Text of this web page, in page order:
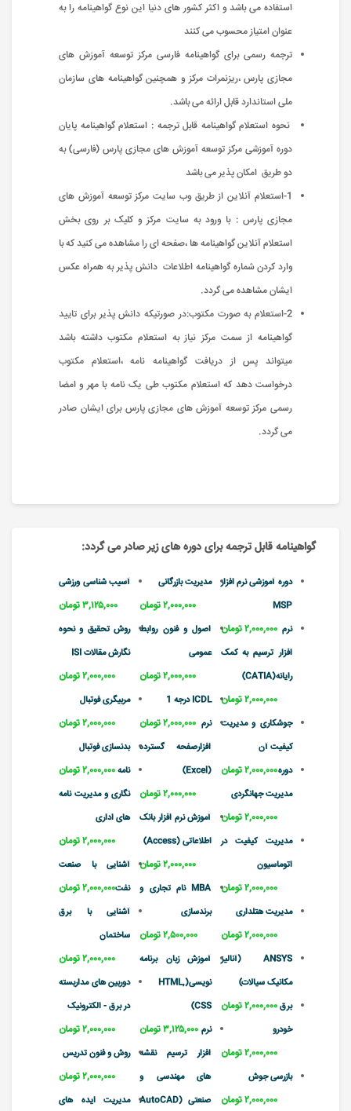
استفاده می باشد و اکثر کشور های دنیا این نوع گواهینامه را به
عنوان امتیاز محسوب می کنند
ترجمه رسمی برای گواهینامه فارسی مرکز توسعه آموزش های
مجازی پارس ،ریزنمرات مرکز و همچنین گواهینامه های سازمان
ملی استاندارد قابل ارائه می باشد.
نحوه استعلام گواهینامه قابل ترجمه : استعلام گواهینامه پایان
دوره آموزشی مرکز توسعه آموزش های مجازی پارس (فارسی) به
دو طریق امکان پذیر می باشد
1-استعلام آنلاین از طریق وب سایت مرکز توسعه آموزش های
مجازی پارس : با ورود به سایت مرکز و کلیک بر روی بخش
استعلام آنلاین گواهینامه ها ،صفحه ای را مشاهده می کنید که با
وارد کردن شماره گواهینامه اطلاعات دانش پذیر به همراه عکس
ایشان مشاهده می گردد.
2-استعلام به صورت مکتوب:در صورتیکه دانش پذیر برای تایید
گواهینامه از سمت مرکز نیاز به استعلام مکتوب داشته باشد
میتواند پس از دریافت گواهینامه نامه ،استعلام مکتوب
درخواست دهد که استعلام مکتوب طی یک نامه با مهر و امضا
رسمی مرکز توسعه آموزش های مجازی پارس برای ایشان صادر
می گردد.
گواهینامه قابل ترجمه برای دوره های زیر صادر می گردد:
دوره آموزشی نرم افزار
MSP
۲,۰۰۰,۰۰۰ تومان نرم
افزار ترسیم به کمک
رایانه(CATIA)
۲,۰۰۰,۰۰۰ تومان
جوشکاری و مدیریت
کیفیت آن
۲,۰۰۰,۰۰۰ توماندوره
مدیریت جهانگردی
۲,۰۰۰,۰۰۰ تومان
مدیریت کیفیت در
اتوماسیون
۲,۰۰۰,۰۰۰ تومان
مدیریت هتلداری
۲,۰۰۰,۰۰۰ تومان
ANSYS (آنالیز
مکانیک سیالات)
۲,۰۰۰,۰۰۰ تومانبرق
خودرو
۲,۰۰۰,۰۰۰ تومان
بازرسی جوش
۲,۰۰۰,۰۰۰ تومان
مدیریت بازرگانی
۲,۰۰۰,۰۰۰ تومان
اصول و فنون روابط
عمومی
۲,۰۰۰,۰۰۰ تومان
ICDL درجه 1
۲,۰۰۰,۰۰۰ تومان نرم
افزارصفحه گسترده
(Excel)
۲,۰۰۰,۰۰۰ تومان
آموزش نرم افزار بانک
اطلاعاتی (Access)
۲,۰۰۰,۰۰۰ تومان
MBA نام تجاری و
برندسازی
۲,۵۰۰,۰۰۰ تومان
آموزش زبان برنامه
نویسی(HTML,
CSS)
۳,۱۲۵,۰۰۰ تومان نرم
افزار ترسیم نقشه
های مهندسی و
صنعتی (AutoCAD
آسیب شناسی ورزشی
۳,۱۲۵,۰۰۰ تومان
روش تحقیق و نحوه
نگارش مقالات ISI
۲,۰۰۰,۰۰۰ تومان
مربیگری فوتبال
۲,۰۰۰,۰۰۰ تومان
بدنسازی فوتبال
۲,۰۰۰,۰۰۰ توماننامه
نگاری و مدیریت نامه
های اداری
۲,۰۰۰,۰۰۰ تومان
آشنایی با صنعت
نفت۲,۰۰۰,۰۰۰ تومان
آشنایی با برق
ساختمان
۲,۰۰۰,۰۰۰ تومان
دوربین های مداربسته
در برق - الکترونیک
۲,۰۰۰,۰۰۰ تومان
روش و فنون تدریس
۲,۰۰۰,۰۰۰ تومان
مدیریت ایده های